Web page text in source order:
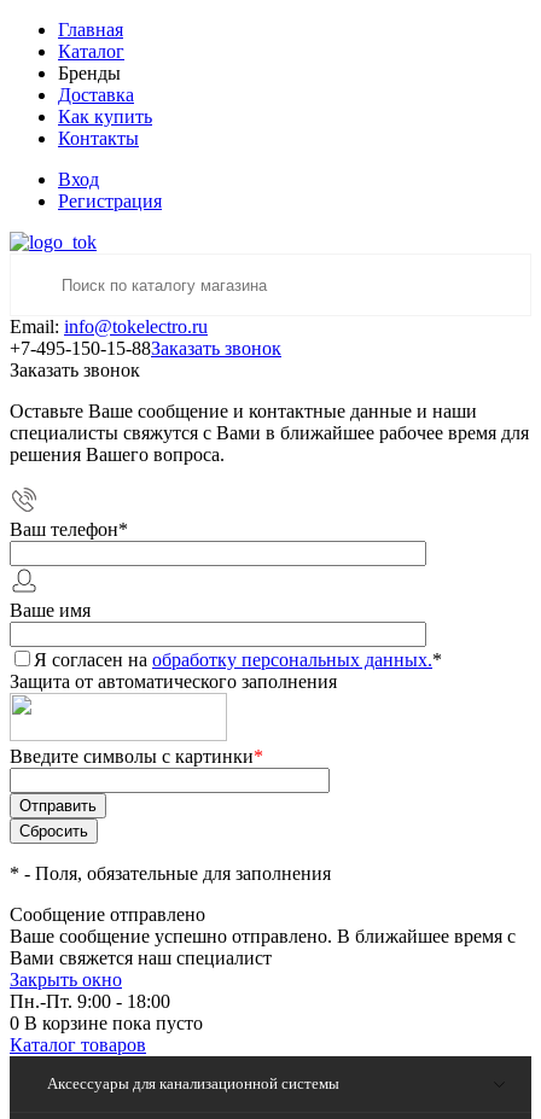
Главная
Каталог
Бренды
Доставка
Как купить
Контакты
Вход
Регистрация
Email: info@tokelectro.ru
+7-495-150-15-88Заказать звонок
Заказать звонок
Оставьте Ваше сообщение и контактные данные и наши
специалисты свяжутся с Вами в ближайшее рабочее время для
решения Вашего вопроса.
Ваш телефон*
Ваше имя
Я согласен на обработку персональных данных.*
Защита от автоматического заполнения
Введите символы с картинки*
* - Поля, обязательные для заполнения
Сообщение отправлено
Ваше сообщение успешно отправлено. В ближайшее время с
Вами свяжется наш специалист
Закрыть окно
Пн.-Пт. 9:00 - 18:00
0 В корзине пока пусто
Каталог товаров
Аксессуары для канализационной системы